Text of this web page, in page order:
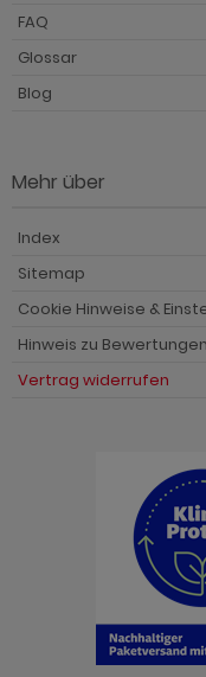
FAQ
Glossar
Blog
Mehr über
Index
Sitemap
Cookie Hinweise &
Hinweis zu Bewertungen
Vertrag widerrufen